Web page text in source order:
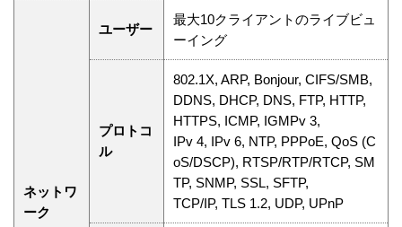
ネットワ
ーク
ユーザー
最大10クライアントのライブビュ
ーイング
プロトコ
ル
802.1X, ARP, Bonjour, CIFS/SMB,
DDNS, DHCP, DNS, FTP, HTTP,
HTTPS, ICMP, IGMPv 3,
IPv 4, IPv 6, NTP, PPPoE, QoS (C
oS/DSCP), RTSP/RTP/RTCP, SM
TP, SNMP, SSL, SFTP,
TCP/IP, TLS 1.2, UDP, UPnP